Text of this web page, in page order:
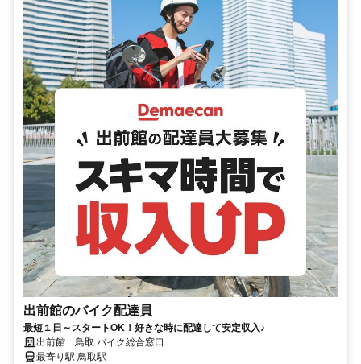
出前館のバイク配達員
最短１日～スタートOK！好きな時に配達して安定収入♪
出前館 鳥取 バイク総合窓口
最寄り駅 鳥取駅